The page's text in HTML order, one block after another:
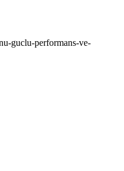
guclu-performans-ve-